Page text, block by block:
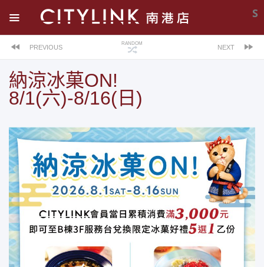
S
PREVIOUS
RANDOM
NEXT
納涼冰菓ON!
8/1(六)-8/16(日)